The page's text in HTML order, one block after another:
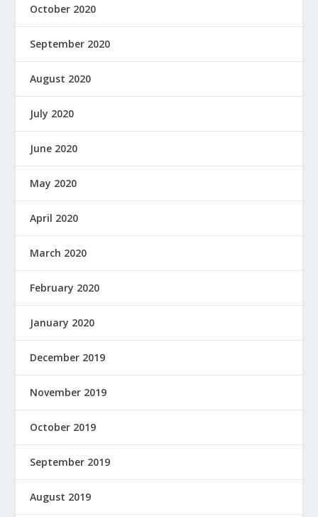
October 2020
September 2020
August 2020
July 2020
June 2020
May 2020
April 2020
March 2020
February 2020
January 2020
December 2019
November 2019
October 2019
September 2019
August 2019